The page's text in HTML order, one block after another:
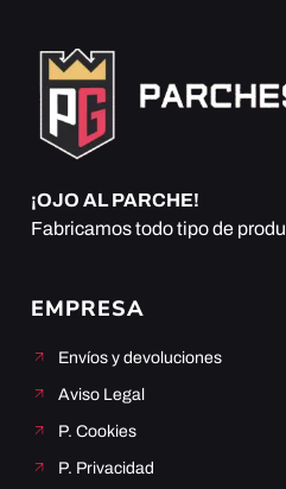
¡OJO AL PARCHE!
Fabricamos todo tipo de
EMPRESA
Envíos y devoluciones
Aviso Legal
P. Cookies
P. Privacidad